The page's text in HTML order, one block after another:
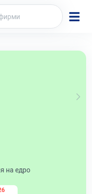
на едро